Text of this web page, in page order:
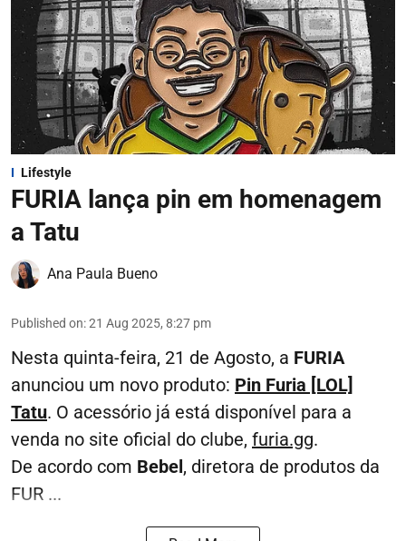
Lifestyle
FURIA lança pin em homenagem
a Tatu
Ana Paula Bueno
Published on:21 Aug 2025, 8:27 pm
Nesta quinta-feira, 21 de Agosto, a FURIA
anunciou um novo produto: Pin Furia [LOL]
Tatu. O acessório já está disponível para a
venda no site oficial do clube, furia.gg.
De acordo com Bebel, diretora de produtos da
FUR ...